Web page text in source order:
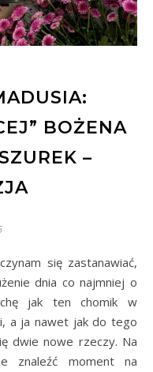
BOŻENA
–
dnia co najmniej o
jak ten chomik w
a ja nawet jak do tego
dwie nowe rzeczy. Na
znaleźć moment na